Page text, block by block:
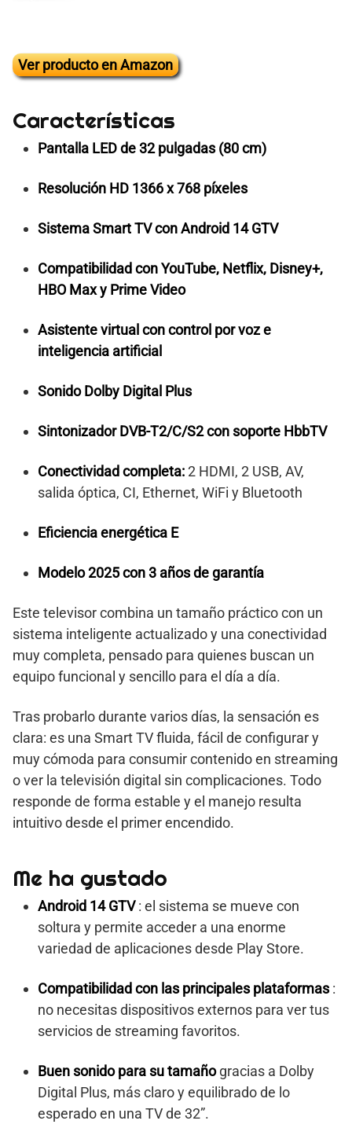
Ver producto en Amazon
Características
Pantalla LED de 32 pulgadas (80 cm)
Resolución HD 1366 x 768 píxeles
Sistema Smart TV con Android 14 GTV
Compatibilidad con YouTube, Netflix, Disney+,
HBO Max y Prime Video
Asistente virtual con control por voz e
inteligencia artificial
Sonido Dolby Digital Plus
Sintonizador DVB-T2/C/S2 con soporte HbbTV
Conectividad completa:2 HDMI, 2 USB, AV,
salida óptica, CI, Ethernet, WiFi y Bluetooth
Eficiencia energética E
Modelo 2025 con 3 años de garantía
Este televisor combina un tamaño práctico con un
sistema inteligente actualizado y una conectividad
muy completa, pensado para quienes buscan un
equipo funcional y sencillo para el día a día.
Tras probarlo durante varios días, la sensación es
clara: es una Smart TV fluida, fácil de configurar y
muy cómoda para consumir contenido en streaming
o ver la televisión digital sin complicaciones. Todo
responde de forma estable y el manejo resulta
intuitivo desde el primer encendido.
Me ha gustado
Android 14 GTV: el sistema se mueve con
soltura y permite acceder a una enorme
variedad de aplicaciones desde Play Store.
Compatibilidad con las principales plataformas:
no necesitas dispositivos externos para ver tus
servicios de streaming favoritos.
Buen sonido para su tamañogracias a Dolby
Digital Plus, más claro y equilibrado de lo
esperado en una TV de 32”.